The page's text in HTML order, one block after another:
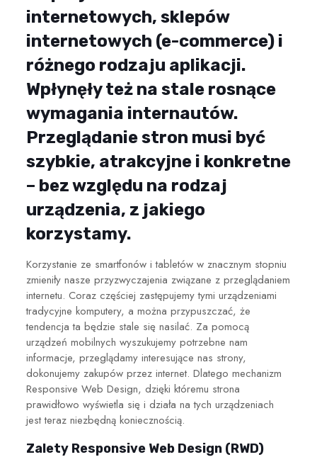
internetowych, sklepów
internetowych (e-commerce) i
różnego rodzaju aplikacji.
Wpłynęły też na stale rosnące
wymagania internautów.
Przeglądanie stron musi być
szybkie, atrakcyjne i konkretne
– bez względu na rodzaj
urządzenia, z jakiego
korzystamy.
Korzystanie ze smartfonów i tabletów w znacznym stopniu
zmieniły nasze przyzwyczajenia związane z przeglądaniem
internetu. Coraz częściej zastępujemy tymi urządzeniami
tradycyjne komputery, a można przypuszczać, że
tendencja ta będzie stale się nasilać. Za pomocą
urządzeń mobilnych wyszukujemy potrzebne nam
informacje, przeglądamy interesujące nas strony,
dokonujemy zakupów przez internet. Dlatego mechanizm
Responsive Web Design, dzięki któremu strona
prawidłowo wyświetla się i działa na tych urządzeniach
jest teraz niezbędną koniecznością.
Zalety Responsive Web Design (RWD)